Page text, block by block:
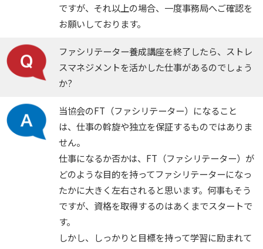
ですが、それ以上の場合、一度事務局へご確認を
お願いしております。
ファシリテーター養成講座を終了したら、ストレ
スマネジメントを活かした仕事があるのでしょう
か?
当協会のFT（ファシリテーター）になること
は、仕事の斡旋や独立を保証するものではありま
せん。
仕事になるか否かは、FT（ファシリテーター）が
どのような目的を持ってファシリテーターになっ
たかに大きく左右されると思います。何事もそう
ですが、資格を取得するのはあくまでスタートで
す。
しかし、しっかりと目標を持って学習に励まれて